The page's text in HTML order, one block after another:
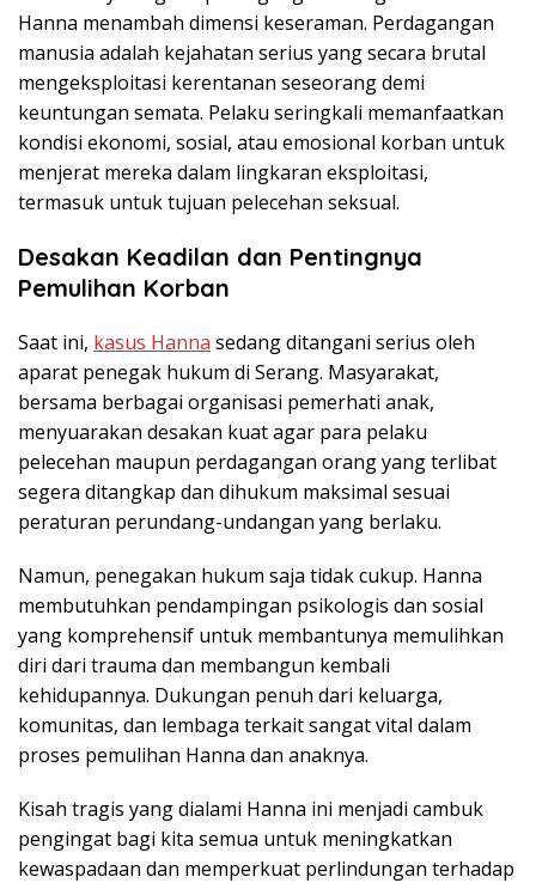
Hanna menambah dimensi keseraman. Perdagangan
manusia adalah kejahatan serius yang secara brutal
mengeksploitasi kerentanan seseorang demi
keuntungan semata. Pelaku seringkali memanfaatkan
kondisi ekonomi, sosial, atau emosional korban untuk
menjerat mereka dalam lingkaran eksploitasi,
termasuk untuk tujuan pelecehan seksual.
Desakan Keadilan dan Pentingnya
Pemulihan Korban
Saat ini, kasus Hanna sedang ditangani serius oleh
aparat penegak hukum di Serang. Masyarakat,
bersama berbagai organisasi pemerhati anak,
menyuarakan desakan kuat agar para pelaku
pelecehan maupun perdagangan orang yang terlibat
segera ditangkap dan dihukum maksimal sesuai
peraturan perundang-undangan yang berlaku.
Namun, penegakan hukum saja tidak cukup. Hanna
membutuhkan pendampingan psikologis dan sosial
yang komprehensif untuk membantunya memulihkan
diri dari trauma dan membangun kembali
kehidupannya. Dukungan penuh dari keluarga,
komunitas, dan lembaga terkait sangat vital dalam
proses pemulihan Hanna dan anaknya.
Kisah tragis yang dialami Hanna ini menjadi cambuk
pengingat bagi kita semua untuk meningkatkan
kewaspadaan dan memperkuat perlindungan terhadap